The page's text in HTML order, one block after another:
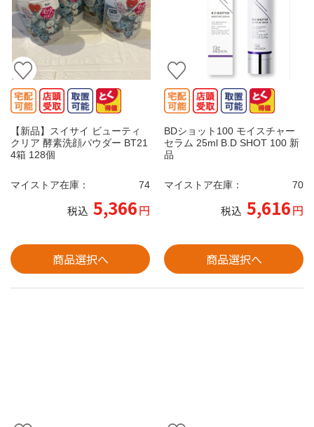
【新品】スイサイ ビューティ
クリア 酵素洗顔パウダー BT21
4箱 128個
マイストア在庫： 74
税込 5,366円
商品選択へ
BDショット100 モイスチャー
セラム 25ml B.D SHOT 100 新
品
マイストア在庫： 70
税込 5,616円
商品選択へ